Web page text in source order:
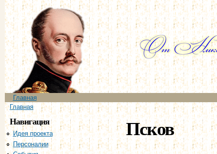
Главное меню
Главная
Вы здесь
Главная
Навигация
Идея проекта
Персоналии
Псков